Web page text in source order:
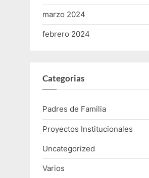
marzo 2024
febrero 2024
Categorias
Padres de Familia
Proyectos Institucionales
Uncategorized
Varios